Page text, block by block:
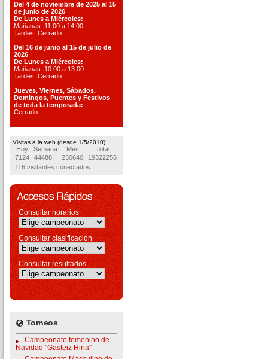
Del 4 de noviembre de 2025 al 15
de junio de 2026
De Lunes a Miércoles:
Mañanas: 11:00 a 14:00
Tardes: Cerrado
Del 16 de junio al 15 de julio de
2026
De Lunes a Miércoles:
Mañanas: 10:00 a 13:00
Tardes: Cerrado
Jueves, Viernes, Sábados,
Domingos, Puentes y Festivos
de toda la temporada:
Cerrado
Visitas a la web (desde 1/5/2010):
Hoy Semana Mes
Total
7124
44488 230640
19322256
116 visitantes conectados
Consultar horarios
Consultar clasificación
Consultar resultados
Torneos
Campeonato femenino de
Navidad "Gasteiz Hiria"